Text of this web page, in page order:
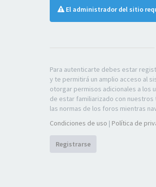
El administrador del sitio
Para autenticarte debes estar
y te permitirá un amplio acceso al
otorgar permisos adicionales a los
de estar familiarizado con
las normas de los foros mientras
Condiciones de uso | Política de
Registrarse